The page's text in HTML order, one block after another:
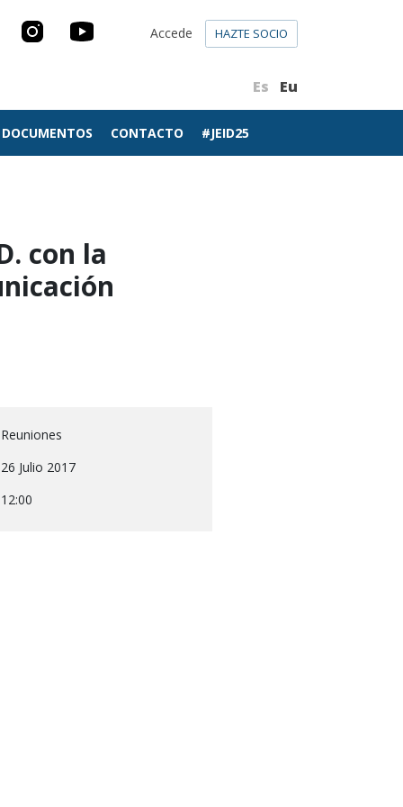
Es Eu
Accede HAZTE SOCIO
DOCUMENTOS CONTACTO #JEID25
con la
Reuniones
26 Julio 2017
12:00